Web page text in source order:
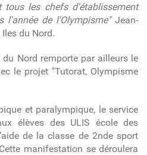
tous les chefs d'établissement
l'année de l'Olympisme"Jean-
Iles du Nord.
Nord remporte par ailleurs le
le projet "Tutorat, Olympisme
et paralympique, le service
élèves des ULIS école des
de la classe de 2ndesport
manifestation se déroulera